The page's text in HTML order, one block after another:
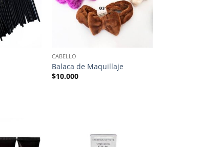
CABELLO
Balaca de Maquillaje
$10.000